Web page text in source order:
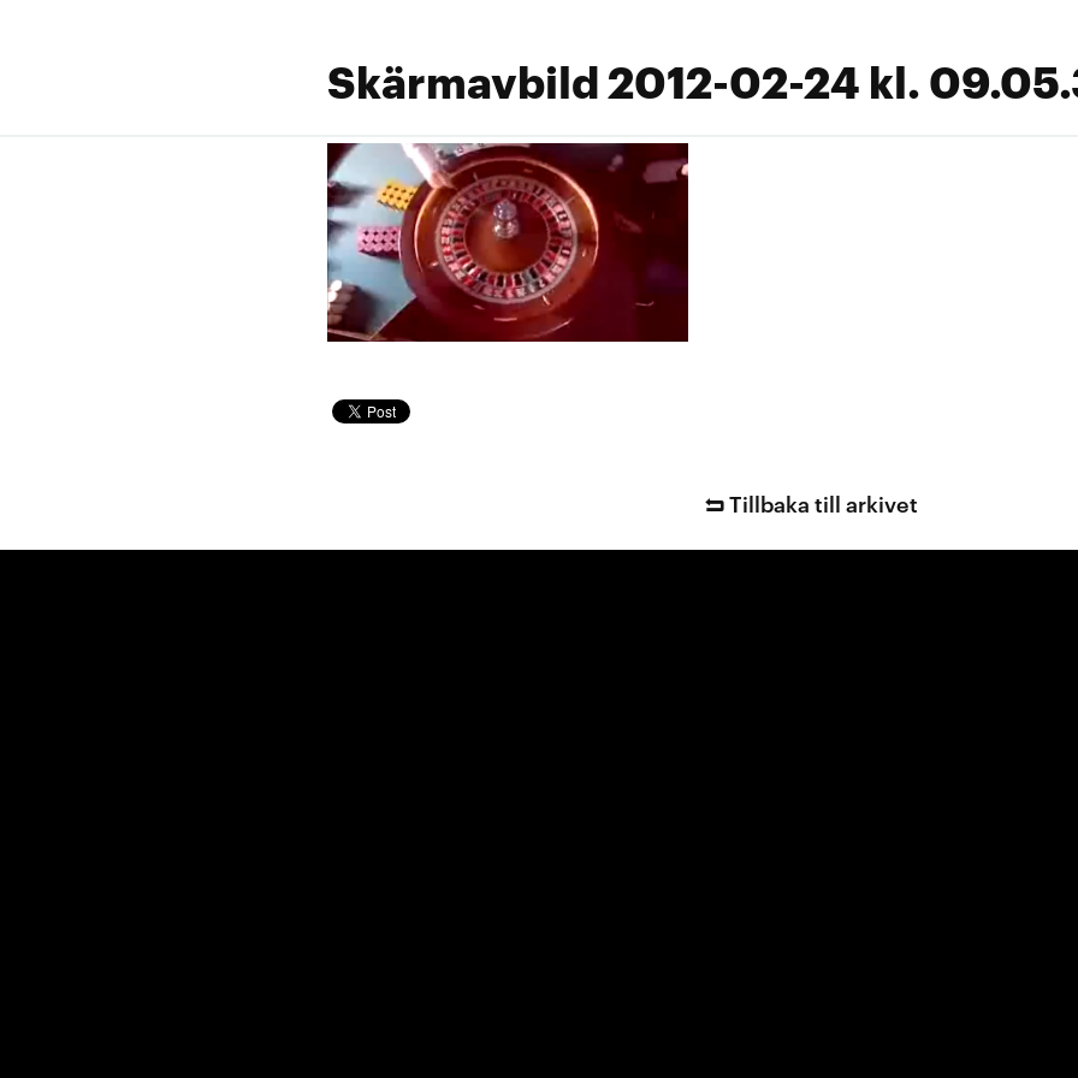
Skärmavbild 2012-02-24 kl.
Tillbaka till arkivet